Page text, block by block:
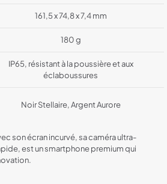
161,5 x 74,8 x 7,4 mm
180 g
IP65, résistant à la poussière et aux
éclaboussures
Noir Stellaire, Argent Aurore
son écran incurvé, sa caméra ultra-
est un smartphone premium qui